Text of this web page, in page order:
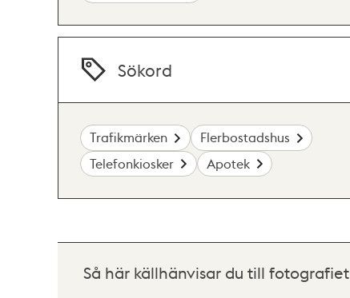
Sökord
Trafikmärken
Flerbostadshus
Telefonkiosker
Apotek
Så här källhänvisar du till fotografiet